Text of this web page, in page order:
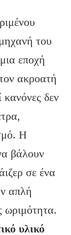
του
εποχή
ακροατή
κανόνες δεν
Η
βάλουν
σε ένα
απλή
ωριμότητα.
υλικό